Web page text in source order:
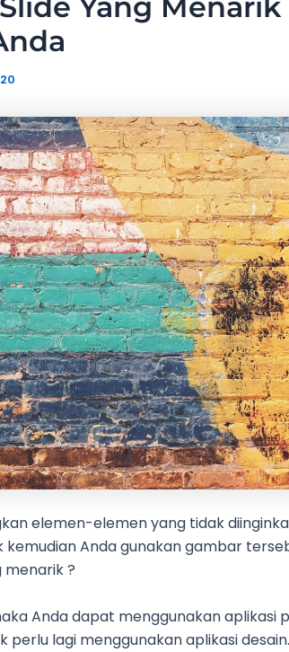
elemen-elemen yang tidak
kemudian Anda gunakan gambar
menarik ?
Anda dapat menggunakan aplikasi
lagi menggunakan aplikasi desain.